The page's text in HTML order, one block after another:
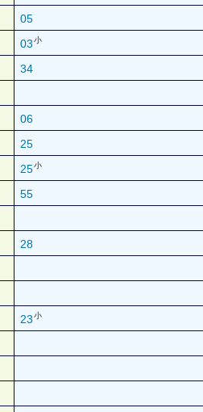
05
03小
34
06
25
25小
55
28
23小